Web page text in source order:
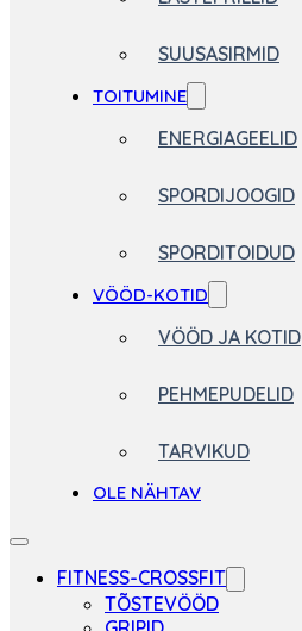
SUUSASIRMID
TOITUMINE
ENERGIAGEELID
SPORDIJOOGID
SPORDITOIDUD
VÖÖD-KOTID
VÖÖD JA KOTID
PEHMEPUDELID
TARVIKUD
OLE NÄHTAV
FITNESS-CROSSFIT
TÕSTEVÖÖD